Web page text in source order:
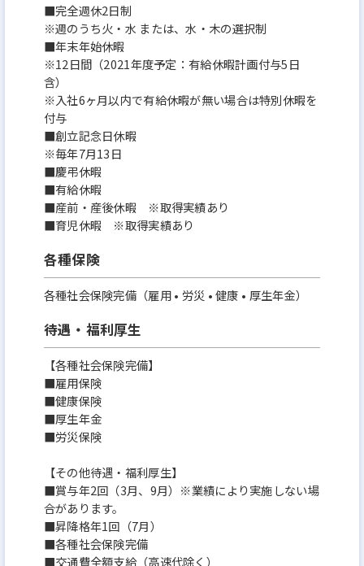
■完全週休2日制
※週のうち火・水 または、水・木の選択制
■年末年始休暇
※12日間（2021年度予定：有給休暇計画付与5日
含）
※入社6ヶ月以内で有給休暇が無い場合は特別休暇を
付与
■創立記念日休暇
※毎年7月13日
■慶弔休暇
■有給休暇
■産前・産後休暇 ※取得実績あり
■育児休暇 ※取得実績あり
各種保険
各種社会保険完備（雇用 • 労災 • 健康 • 厚生年金）
待遇・福利厚生
【各種社会保険完備】
■雇用保険
■健康保険
■厚生年金
■労災保険
【その他待遇・福利厚生】
■賞与年2回（3月、9月）※業績により実施しない場
合があります。
■昇降格年1回（7月）
■各種社会保険完備
■交通費全額支給（高速代除く）